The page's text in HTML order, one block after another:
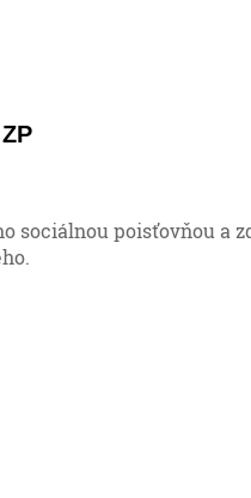
sociálnou poisťovňou a